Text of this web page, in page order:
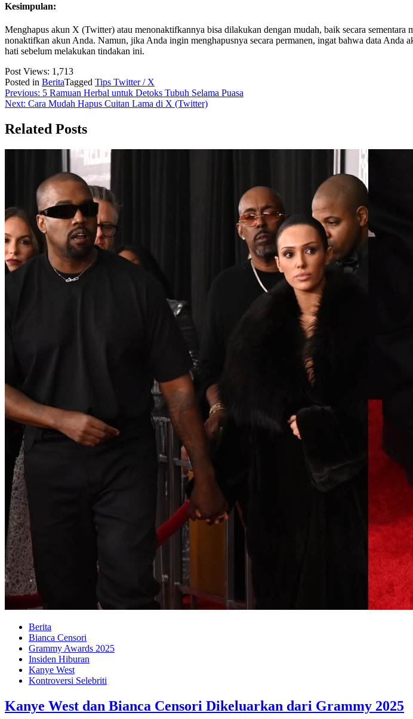
Kesimpulan:
Menghapus akun X (Twitter) atau menonaktifkannya bisa dilakukan dengan mudah, baik secara
nonaktifkan akun Anda. Namun, jika Anda ingin menghapusnya secara permanen, ingat bahwa data
hati sebelum melakukan tindakan ini.
Post Views: 1,713
Posted in BeritaTagged Tips Twitter / X
Post
navigation
Previous: 5 Ramuan Herbal untuk Detoks Tubuh Selama Puasa
Next: Cara Mudah Hapus Cuitan Lama di X (Twitter)
Related Posts
Berita
Bianca Censori
Grammy Awards 2025
Insiden Hiburan
Kanye West
Kontroversi Selebriti
Kanye West dan Bianca Censori Dikeluarkan dari Grammy 2025